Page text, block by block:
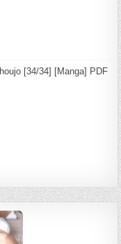
[34/34] [Manga] PDF